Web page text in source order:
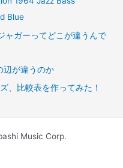
Blue
ャガーってどこが違うんで
辺が違うのか
、比較表を作ってみた！
Music Corp.